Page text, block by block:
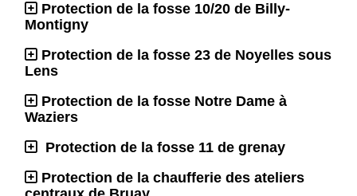
Protection de la fosse 10/20 de Billy-
Montigny
Protection de la fosse 23 de Noyelles sous
Lens
Protection de la fosse Notre Dame à
Waziers
Protection de la fosse 11 de grenay
Protection de la chaufferie des ateliers